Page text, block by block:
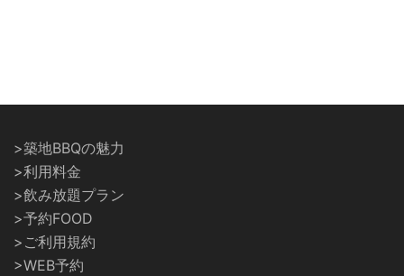
>築地BBQの魅力
>利用料金
>飲み放題プラン
>予約FOOD
>ご利用規約
>WEB予約